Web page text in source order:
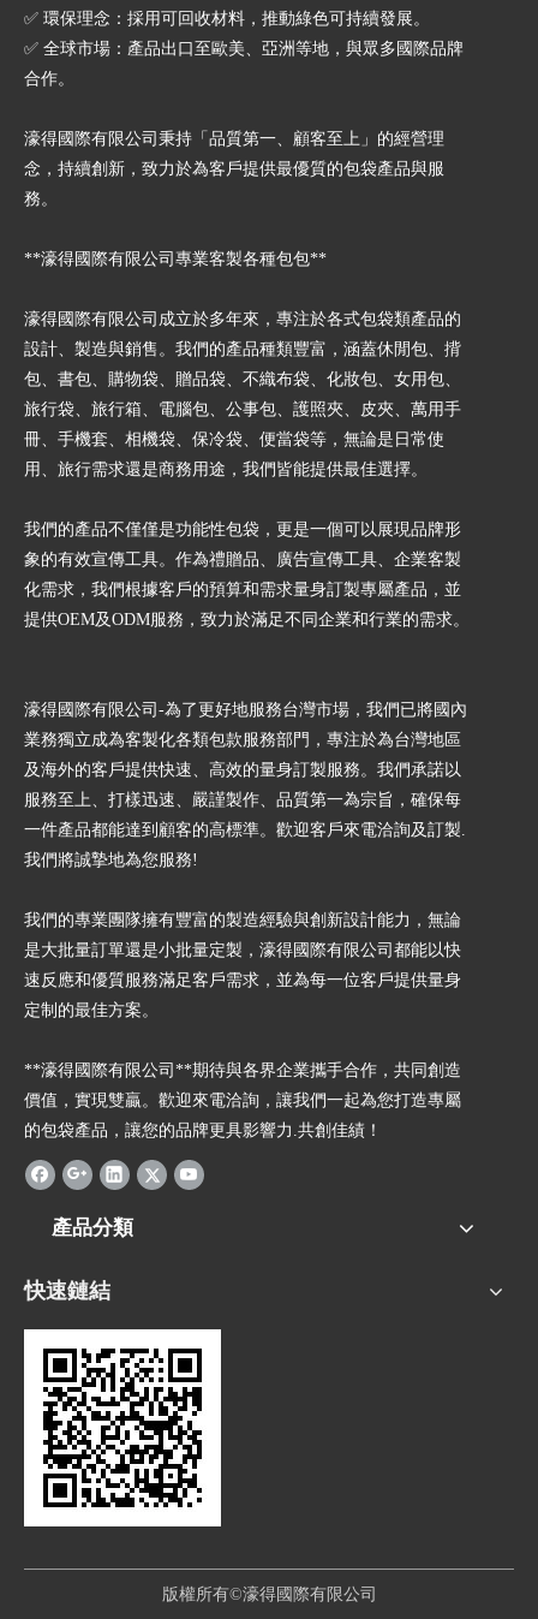
✅ 環保理念：採用可回收材料，推動綠色可持續發展。
✅ 全球市場：產品出口至歐美、亞洲等地，與眾多國際品牌
合作。
濠得國際有限公司秉持「品質第一、顧客至上」的經營理
念，持續創新，致力於為客戶提供最優質的包袋產品與服
務。
**濠得國際有限公司專業客製各種包包**
濠得國際有限公司成立於多年來，專注於各式包袋類產品的
設計、製造與銷售。我們的產品種類豐富，涵蓋休閒包、揹
包、書包、購物袋、贈品袋、不織布袋、化妝包、女用包、
旅行袋、旅行箱、電腦包、公事包、護照夾、皮夾、萬用手
冊、手機套、相機袋、保冷袋、便當袋等，無論是日常使
用、旅行需求還是商務用途，我們皆能提供最佳選擇。
我們的產品不僅僅是功能性包袋，更是一個可以展現品牌形
象的有效宣傳工具。作為禮贈品、廣告宣傳工具、企業客製
化需求，我們根據客戶的預算和需求量身訂製專屬產品，並
提供OEM及ODM服務，致力於滿足不同企業和行業的需求。
濠得國際有限公司-為了更好地服務台灣市場，我們已將國內
業務獨立成為客製化各類包款服務部門，專注於為台灣地區
及海外的客戶提供快速、高效的量身訂製服務。我們承諾以
服務至上、打樣迅速、嚴謹製作、品質第一為宗旨，確保每
一件產品都能達到顧客的高標準。歡迎客戶來電洽詢及訂製.
我們將誠摯地為您服務!
我們的專業團隊擁有豐富的製造經驗與創新設計能力，無論
是大批量訂單還是小批量定製，濠得國際有限公司都能以快
速反應和優質服務滿足客戶需求，並為每一位客戶提供量身
定制的最佳方案。
**濠得國際有限公司**期待與各界企業攜手合作，共同創造
價值，實現雙贏。歡迎來電洽詢，讓我們一起為您打造專屬
的包袋產品，讓您的品牌更具影響力.共創佳績！
產品分類
快速鏈結
版權所有©濠得國際有限公司